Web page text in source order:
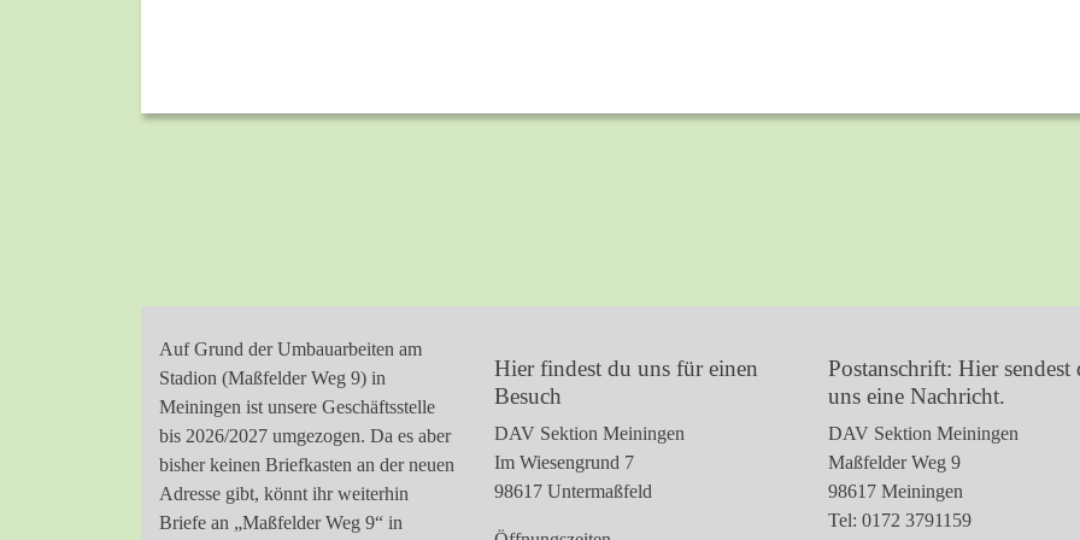
Auf Grund der Umbauarbeiten am
Stadion (Maßfelder Weg 9) in
Meiningen ist unsere Geschäftsstelle
bis 2026/2027 umgezogen. Da es aber
bisher keinen Briefkasten an der neuen
Adresse gibt, könnt ihr weiterhin
Briefe an „Maßfelder Weg 9“ in
Hier findest du uns für einen
Besuch
DAV Sektion Meiningen
Im Wiesengrund 7
98617 Untermaßfeld
Postanschrift: Hier sendest
uns eine Nachricht.
DAV Sektion Meiningen
Maßfelder Weg 9
98617 Meiningen
Tel: 0172 3791159